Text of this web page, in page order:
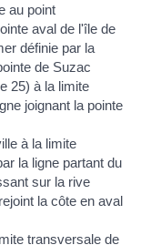
au point
aval de l'île de
définie par la
de Suzac
25) à la limite
joignant la pointe
à la limite
la ligne partant du
sur la rive
la côte en aval
transversale de